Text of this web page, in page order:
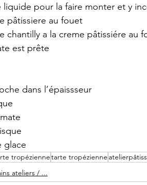
liquide pour la faire monter et y
pâtissiere au fouet
chantilly a la creme pâtissiére au
est prête
dans l’épaissseur
glace
tropéziennetarte tropézienne
ateliers / ...